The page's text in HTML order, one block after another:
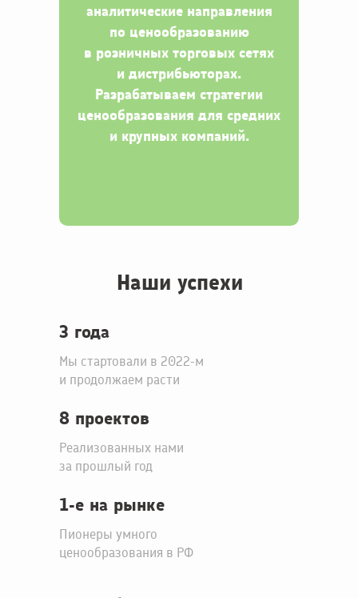
аналитические направления
по ценообразованию
в розничных торговых сетях
и дистрибьюторах.
Разрабатываем стратегии
ценообразования для средних
и крупных компаний.
Наши успехи
1-е на рынке
Пионеры умного
ценообразования в РФ
3 года
Мы стартовали в 2022-м
и продолжаем расти
8 проектов
Реализованных нами
за прошлый год